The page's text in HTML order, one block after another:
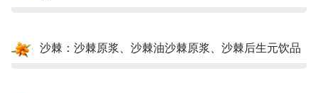
沙棘：沙棘原浆、沙棘油沙棘原浆、沙棘后生元饮品